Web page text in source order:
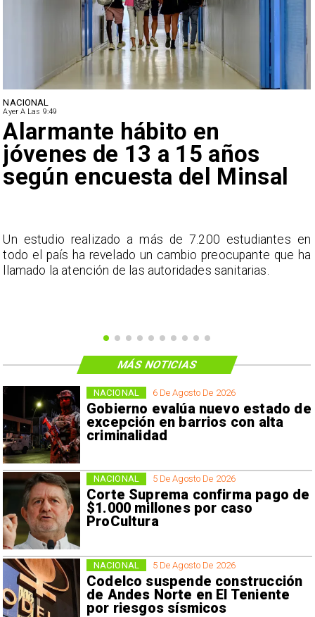
NACIONAL
Ayer A Las 9:49
Alarmante hábito en
jóvenes de 13 a 15 años
según encuesta del Minsal
Un estudio realizado a más de 7.200 estudiantes en
todo el país ha revelado un cambio preocupante que ha
llamado la atención de las autoridades sanitarias.
6 De Agosto De 2026
Gobierno evalúa nuevo estado de
excepción en barrios con alta
criminalidad
NACIONAL
5 De Agosto De 2026
Corte Suprema confirma pago de
$1.000 millones por caso
ProCultura
NACIONAL
5 De Agosto De 2026
Codelco suspende construcción
de Andes Norte en El Teniente
por riesgos sísmicos
NACIONAL
MÁS NOTICIAS